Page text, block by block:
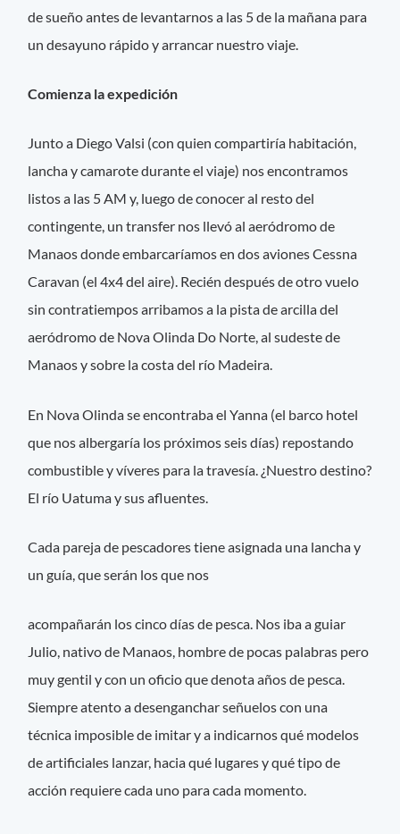
de sueño antes de levantarnos a las 5 de la mañana para
un desayuno rápido y arrancar nuestro viaje.
Comienza la expedición
Junto a Diego Valsi (con quien compartiría habitación,
lancha y camarote durante el viaje) nos encontramos
listos a las 5 AM y, luego de conocer al resto del
contingente, un transfer nos llevó al aeródromo de
Manaos donde embarcaríamos en dos aviones Cessna
Caravan (el 4x4 del aire). Recién después de otro vuelo
sin contratiempos arribamos a la pista de arcilla del
aeródromo de Nova Olinda Do Norte, al sudeste de
Manaos y sobre la costa del río Madeira.
En Nova Olinda se encontraba el Yanna (el barco hotel
que nos albergaría los próximos seis días) repostando
combustible y víveres para la travesía. ¿Nuestro destino?
El río Uatuma y sus afluentes.
Cada pareja de pescadores tiene asignada una lancha y
un guía, que serán los que nos
acompañarán los cinco días de pesca. Nos iba a guiar
Julio, nativo de Manaos, hombre de pocas palabras pero
muy gentil y con un oficio que denota años de pesca.
Siempre atento a desenganchar señuelos con una
técnica imposible de imitar y a indicarnos qué modelos
de artificiales lanzar, hacia qué lugares y qué tipo de
acción requiere cada uno para cada momento.